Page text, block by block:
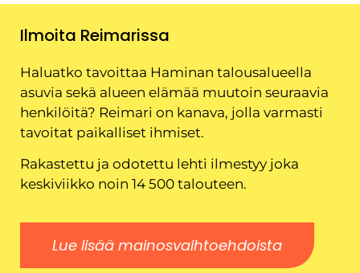
Ilmoita Reimarissa
Haluatko tavoittaa Haminan talousalueella
asuvia sekä alueen elämää muutoin seuraavia
henkilöitä? Reimari on kanava, jolla varmasti
tavoitat paikalliset ihmiset.
Rakastettu ja odotettu lehti ilmestyy joka
keskiviikko noin 14 500 talouteen.
Lue lisää mainosvaihtoehdoista